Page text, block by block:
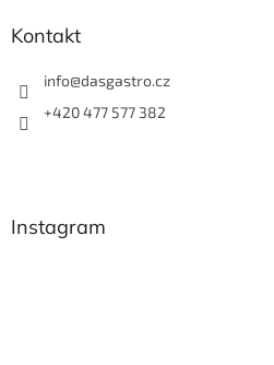
Kontakt
info@dasgastro.cz
+420 477 577 382
Instagram